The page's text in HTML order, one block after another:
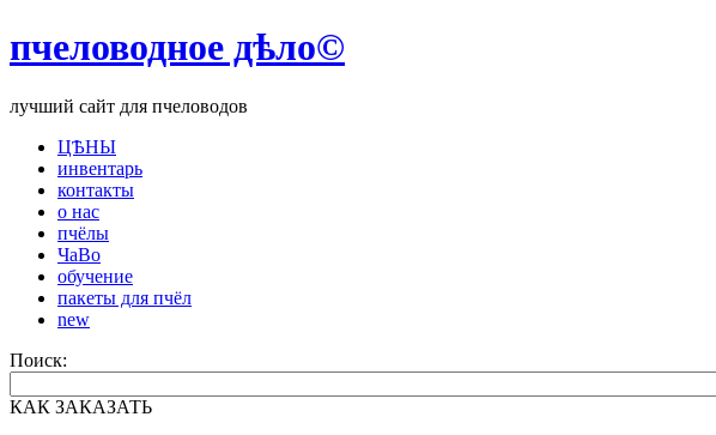
пчеловодное дѣло©
лучший сайт для пчеловодов
ЦѢНЫ
инвентарь
контакты
о нас
пчёлы
ЧаВо
обучение
пакеты для пчёл
new
Поиск:
КАК ЗАКАЗАТЬ